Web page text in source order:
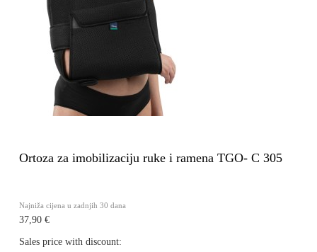
Ortoza za imobilizaciju ruke i ramena TGO- C 305
Najniža cijena u zadnjih 30 dana
37,90 €
Sales price with discount: